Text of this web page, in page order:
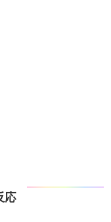
応